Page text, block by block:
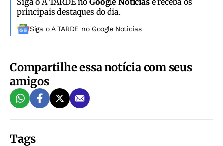
Siga o A TARDE noGoogle Notíciase receba os
principais destaques do dia.
Siga o A TARDE no Google Noticias
Compartilhe essa notícia com seus
amigos
Tags